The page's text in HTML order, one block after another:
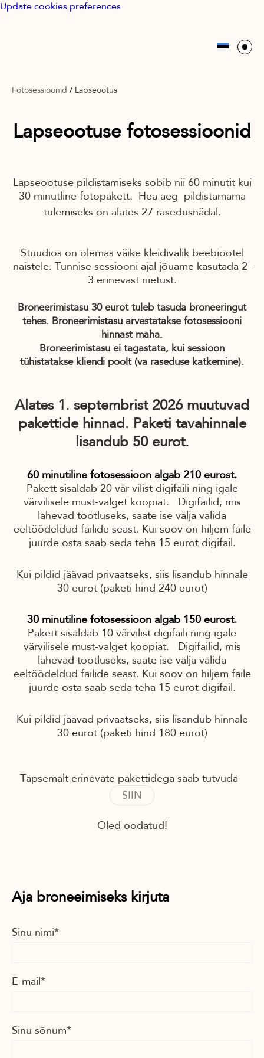
Update cookies preferences
Fotosessioonid / Lapseootus
Lapseootuse fotosessioonid
Lapseootuse pildistamiseks sobib nii 60 minutit kui
30 minutline fotopakett. Hea aeg pildistamama
tulemiseks on alates 27 rasedusnädal.
Stuudios on olemas väike kleidivalik beebiootel
naistele. Tunnise sessiooni ajal jõuame kasutada 2-
3 erinevast riietust.
Broneerimistasu 30 eurot tuleb tasuda broneeringut
tehes. Broneerimistasu arvestatakse fotosessiooni
hinnast maha.
Broneerimistasu ei tagastata, kui sessioon
tühistatakse kliendi poolt (va raseduse katkemine).
Alates 1. septembrist 2026 muutuvad
pakettide hinnad. Paketi tavahinnale
lisandub 50 eurot.
60 minutiline fotosessioon algab 210 eurost.
Pakett sisaldab 20 vär vilist digifaili ning igale
värvilisele must-valget koopiat. Digifailid, mis
lähevad töötluseks, saate ise välja valida
eeltöödeldud failide seast. Kui soov on hiljem faile
juurde osta saab seda teha 15 eurot digifail.
Kui pildid jäävad privaatseks, siis lisandub hinnale
30 eurot (paketi hind 240 eurot)
30 minutiline fotosessioon algab 150 eurost.
Pakett sisaldab 10 värvilist digifaili ning igale
värvilisele must-valget koopiat. Digifailid, mis
lähevad töötluseks, saate ise välja valida
eeltöödeldud failide seast. Kui soov on hiljem faile
juurde osta saab seda teha 15 eurot digifail.
Kui pildid jäävad privaatseks, siis lisandub hinnale
30 eurot (paketi hind 180 eurot)
Täpsemalt erinevate pakettidega saab tutvuda
SIIN
Oled oodatud!
Aja broneeimiseks kirjuta
Sinu nimi
E-mail
Sinu sõnum